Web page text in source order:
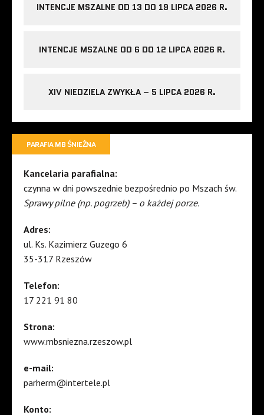
INTENCJE MSZALNE OD 13 DO 19 LIPCA 2026 R.
INTENCJE MSZALNE OD 6 DO 12 LIPCA 2026 R.
XIV NIEDZIELA ZWYKŁA – 5 LIPCA 2026 R.
PARAFIA MB ŚNIEŻNA
Kancelaria parafialna:
czynna w dni powszednie bezpośrednio po Mszach św.
Sprawy pilne (np. pogrzeb) – o każdej porze.
Adres:
ul. Ks. Kazimierz Guzego 6
35-317 Rzeszów
Telefon:
17 221 91 80
Strona:
www.mbsniezna.rzeszow.pl
e-mail:
parherm@intertele.pl
Konto: